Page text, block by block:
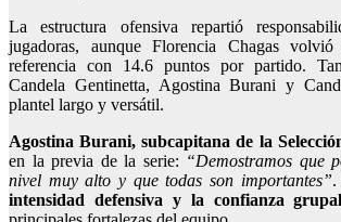
La estructura ofensiva repartió
jugadoras, aunque Florencia Chagas
referencia con 14.6 puntos por partido.
Candela Gentinetta, Agostina Burani y
plantel largo y versátil.
Agostina Burani, subcapitana de la
en la previa de la serie: “Demostramos que
nivel muy alto y que todas son importantes”.
intensidad defensiva y la confianza grupal